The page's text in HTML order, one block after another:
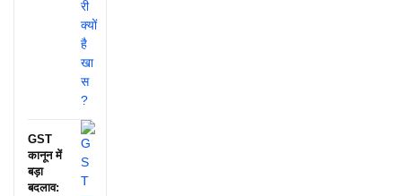
GST
कानून में
बड़ा
बदलाव: